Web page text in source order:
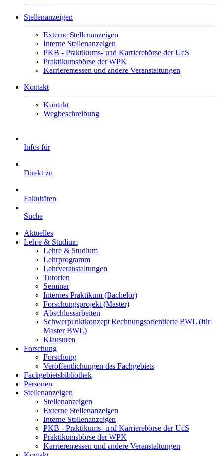
Stellenanzeigen
Externe Stellenanzeigen
Interne Stellenanzeigen
PKB - Praktikums- und Karrierebörse der UdS
Praktikumsbörse der WPK
Karrieremessen und andere Veranstaltungen
Kontakt
Kontakt
Wegbeschreibung
Infos für
Direkt zu
Fakultäten
Suche
Aktuelles
Lehre & Studium
Lehre & Studium
Lehrprogramm
Lehrveranstaltungen
Tutorien
Seminar
Internes Praktikum (Bachelor)
Forschungsprojekt (Master)
Abschlussarbeiten
Schwerpunktkonzept Rechnungsorientierte BWL (für
Master BWL)
Klausuren
Forschung
Forschung
Veröffentlichungen des Fachgebiets
Fachgebietsbibliothek
Personen
Stellenanzeigen
Stellenanzeigen
Externe Stellenanzeigen
Interne Stellenanzeigen
PKB - Praktikums- und Karrierebörse der UdS
Praktikumsbörse der WPK
Karrieremessen und andere Veranstaltungen